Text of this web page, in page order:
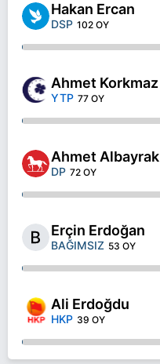
Hakan Ercan
DSP 102 OY
Ahmet Korkmaz
YTP 77 OY
Ahmet Albayrak
DP 72 OY
Erçin Erdoğan
BAĞIMSIZ 53 OY
Ali Erdoğdu
HKP 39 OY